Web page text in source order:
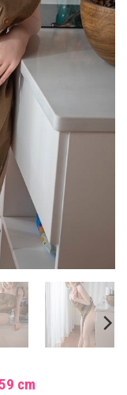
cm